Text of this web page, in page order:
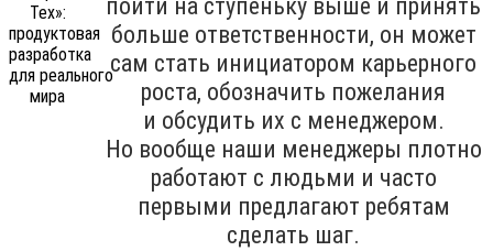
пойти на ступеньку выше и принять
больше ответственности, он может
сам стать инициатором карьерного
роста, обозначить пожелания
и обсудить их с менеджером.
Но вообще наши менеджеры плотно
работают с людьми и часто
первыми предлагают ребятам
сделать шаг.